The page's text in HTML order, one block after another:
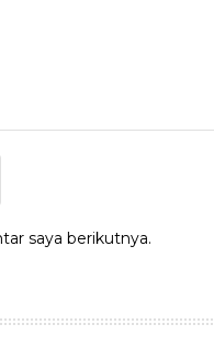
saya berikutnya.